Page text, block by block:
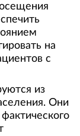
на
с
из
Они